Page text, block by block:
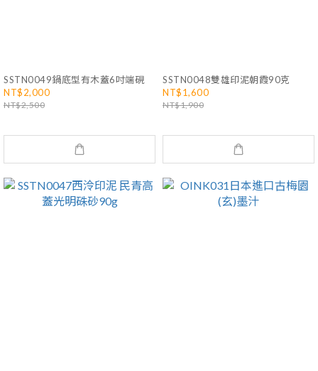
SSTN0049鍋底型有木蓋6吋端硯
NT$2,000
NT$2,500
SSTN0048雙雄印泥朝霞90克
NT$1,600
NT$1,900